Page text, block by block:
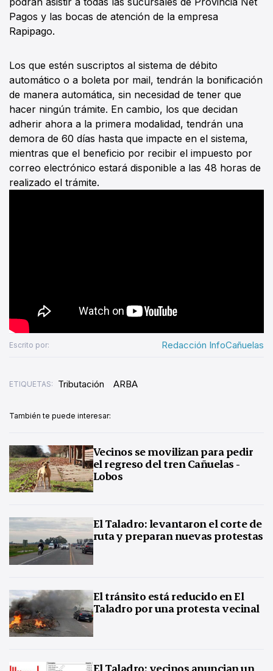
Pagos y las bocas de atención de la empresa
Rapipago.
Los que estén suscriptos al sistema de débito
automático o a boleta por mail, tendrán la bonificación
de manera automática, sin necesidad de tener que
hacer ningún trámite. En cambio, los que decidan
adherir ahora a la primera modalidad, tendrán una
demora de 60 días hasta que impacte en el sistema,
mientras que el beneficio por recibir el impuesto por
correo electrónico estará disponible a las 48 horas de
realizado el trámite.​
Escrito por: Redacción InfoCañuelas
ETIQUETAS: Tributación ARBA
También te puede interesar:
Vecinos se movilizan para pedir
el regreso del tren Cañuelas -
Lobos
El Taladro: levantaron el corte de
ruta y preparan nuevas protestas
El tránsito está reducido en El
Taladro por una protesta vecinal
El Taladro: vecinos anuncian un